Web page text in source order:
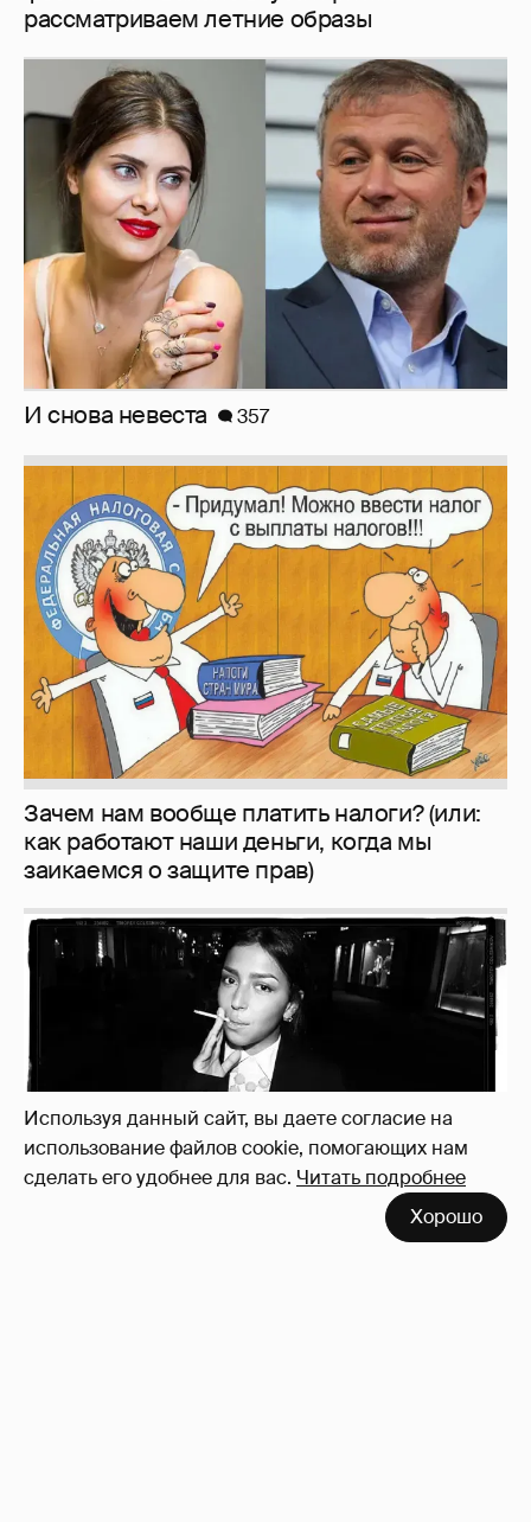
Используя данный сайт, вы даете согласие на
использование файлов cookie, помогающих нам
сделать его удобнее для вас. Читать подробнее
Хорошо
И снова невеста 357
Зачем нам вообще платить налоги? (или:
как работают наши деньги, когда мы
заикаемся о защите прав)
Рублёвские дочки 187